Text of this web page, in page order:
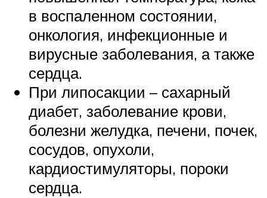
в воспаленном состоянии,
онкология, инфекционные и
вирусные заболевания, а также
сердца.
При липосакции – сахарный
диабет, заболевание крови,
болезни желудка, печени, почек,
сосудов, опухоли,
кардиостимуляторы, пороки
сердца.